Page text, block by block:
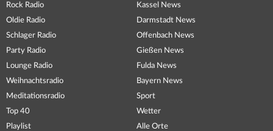
Rock Radio
Oldie Radio
Schlager Radio
Party Radio
Lounge Radio
Weihnachtsradio
Meditationsradio
Top 40
Playlist
Kassel News
Darmstadt News
Offenbach News
Gießen News
Fulda News
Bayern News
Sport
Wetter
Alle Orte